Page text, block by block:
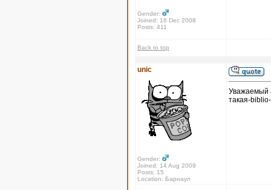
Gender:
Joined: 16 Dec 2008
Posts: 411
Back to top
unic
Gender:
Joined: 14 Aug 2009
Posts: 15
Location: Барнаул
Уважаемый
такая-